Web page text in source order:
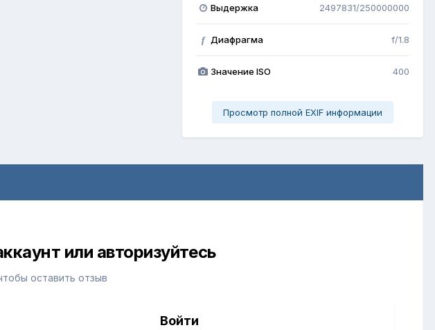
Выдержка 2497831/250000000
f Диафрагма f/1.8
Значение ISO 400
Просмотр полной EXIF информации
или авторизуйтесь
оставить отзыв
Войти